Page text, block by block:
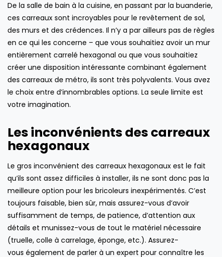
De la salle de bain à la cuisine, en passant par la buanderie,
ces carreaux sont incroyables pour le revêtement de sol,
des murs et des crédences. Il n’y a par ailleurs pas de règles
en ce qui les concerne – que vous souhaitiez avoir un mur
entièrement carrelé hexagonal ou que vous souhaitiez
créer une disposition intéressante combinant également
des carreaux de métro, ils sont très polyvalents. Vous avez
le choix entre d’innombrables options. La seule limite est
votre imagination.
Les inconvénients des carreaux
hexagonaux
Le gros inconvénient des carreaux hexagonaux est le fait
qu’ils sont assez difficiles à installer, ils ne sont donc pas la
meilleure option pour les bricoleurs inexpérimentés. C’est
toujours faisable, bien sûr, mais assurez-vous d’avoir
suffisamment de temps, de patience, d’attention aux
détails et munissez-vous de tout le matériel nécessaire
(truelle, colle à carrelage, éponge, etc.). Assurez-
vous également de parler à un expert pour connaître les